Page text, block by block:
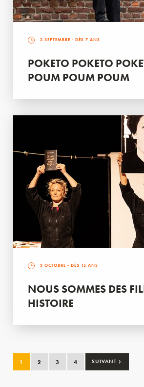
2 SEPTEMBRE - DÈS 7 ANS
POKETO POKETO
POUM POUM POUM
3 OCTOBRE - DÈS 15 ANS
NOUS SOMMES DES
HISTOIRE
1 2 3 4 SUIVANT ›